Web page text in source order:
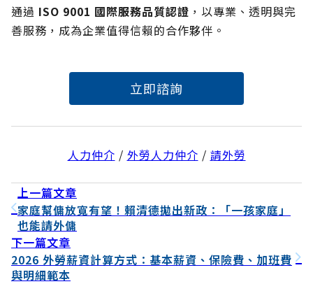
通過 ISO 9001 國際服務品質認證 ，以專業、透明與完
善服務，成為企業值得信賴的合作夥伴。
立即諮詢
人力仲介 / 外勞人力仲介 / 請外勞
上一篇文章
家庭幫傭放寬有望！賴清德拋出新政：「一孩家庭」
也能請外傭
下一篇文章
2026 外勞薪資計算方式：基本薪資、保險費、加班費
與明細範本